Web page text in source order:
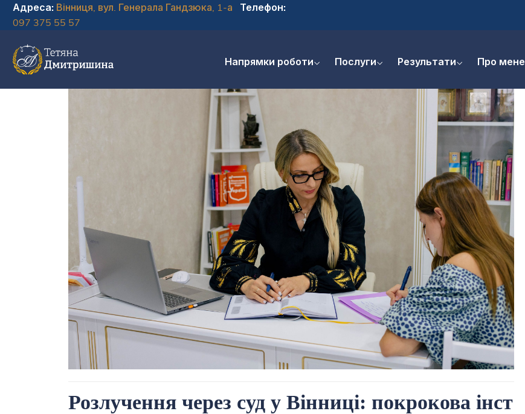
Адреса: Вінниця, вул. Генерала Гандзюка, 1-а
Телефон:
097 375 55 57
Напрямки роботи Послуги Результати Про мене
Розлучення через суд у Вінниці: покрокова інст